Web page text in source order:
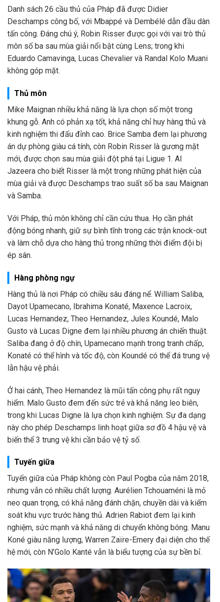
Danh sách 26 cầu thủ của Pháp đã được Didier
Deschamps công bố, với Mbappé và Dembélé dẫn đầu dàn
tấn công. Đáng chú ý, Robin Risser được gọi với vai trò thủ
môn số ba sau mùa giải nổi bật cùng Lens; trong khi
Eduardo Camavinga, Lucas Chevalier và Randal Kolo Muani
không góp mặt.
Thủ môn
Mike Maignan nhiều khả năng là lựa chọn số một trong
khung gỗ. Anh có phản xạ tốt, khả năng chỉ huy hàng thủ và
kinh nghiệm thi đấu đỉnh cao. Brice Samba đem lại phương
án dự phòng giàu cá tính, còn Robin Risser là gương mặt
mới, được chọn sau mùa giải đột phá tại Ligue 1. Al
Jazeera cho biết Risser là một trong những phát hiện của
mùa giải và được Deschamps trao suất số ba sau Maignan
và Samba.
Với Pháp, thủ môn không chỉ cần cứu thua. Họ cần phát
động bóng nhanh, giữ sự bình tĩnh trong các trận knock-out
và làm chỗ dựa cho hàng thủ trong những thời điểm đội bị
ép sân.
Hàng phòng ngự
Hàng thủ là nơi Pháp có chiều sâu đáng nể. William Saliba,
Dayot Upamecano, Ibrahima Konaté, Maxence Lacroix,
Lucas Hernandez, Theo Hernandez, Jules Koundé, Malo
Gusto và Lucas Digne đem lại nhiều phương án chiến thuật.
Saliba đang ở độ chín, Upamecano mạnh trong tranh chấp,
Konaté có thể hình và tốc độ, còn Koundé có thể đá trung vệ
lẫn hậu vệ phải.
Ở hai cánh, Theo Hernandez là mũi tấn công phụ rất nguy
hiểm. Malo Gusto đem đến sức trẻ và khả năng leo biên,
trong khi Lucas Digne là lựa chọn kinh nghiệm. Sự đa dạng
này cho phép Deschamps linh hoạt giữa sơ đồ 4 hậu vệ và
biến thể 3 trung vệ khi cần bảo vệ tỷ số.
Tuyến giữa
Tuyến giữa của Pháp không còn Paul Pogba của năm 2018,
nhưng vẫn có nhiều chất lượng. Aurélien Tchouaméni là mỏ
neo quan trọng, có khả năng đánh chặn, chuyền dài và kiểm
soát khu vực trước hàng thủ. Adrien Rabiot đem lại kinh
nghiệm, sức mạnh và khả năng di chuyển không bóng. Manu
Koné giàu năng lượng, Warren Zaïre-Emery đại diện cho thế
hệ mới, còn N’Golo Kanté vẫn là biểu tượng của sự bền bỉ.